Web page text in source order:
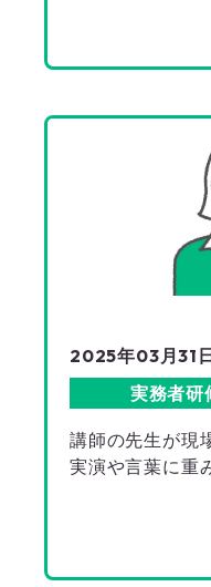
2025年03月31
実務者
講師の先生が現
実演や言葉に重